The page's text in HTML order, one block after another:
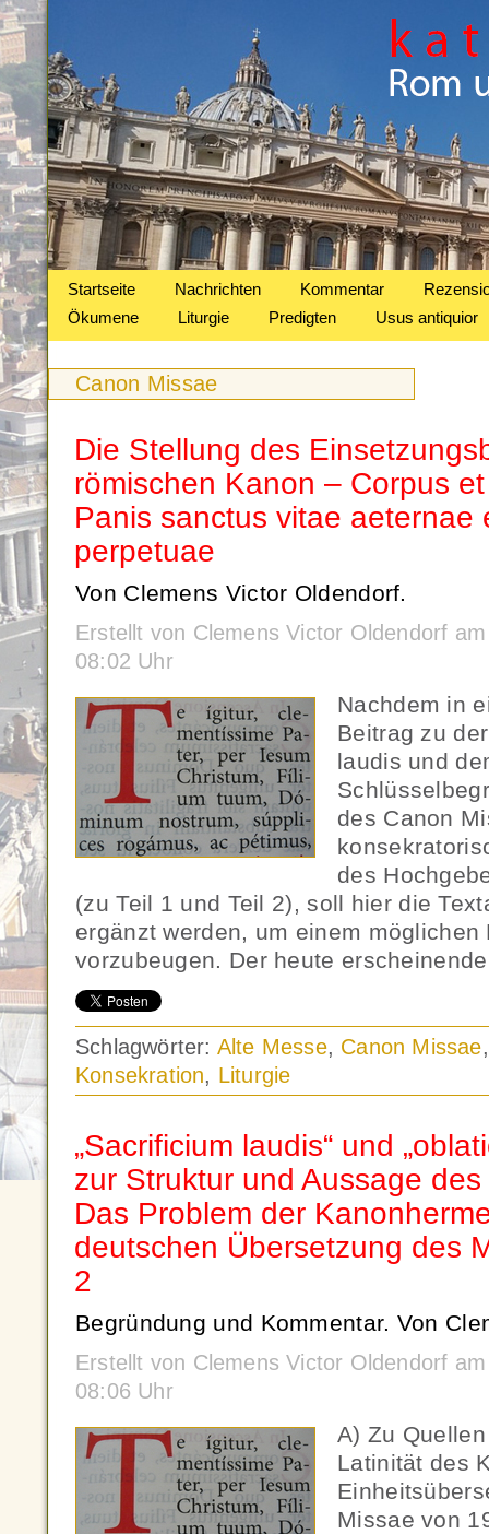
Startseite Nachrichten Kommentar
Ökumene
Liturgie Predigten Usus antiquior
Canon Missae
Die Stellung des
römischen Kanon – Corpus
Panis sanctus vitae aeternae
perpetuae
Von Clemens Victor Oldendorf.
Erstellt von Clemens Victor Oldendorf
08:02 Uhr
Nachdem in
Beitrag zu
laudis und
des Canon
des
(zu Teil 1 und Teil 2), soll hier die
ergänzt werden, um einem
vorzubeugen. Der heute
Schlagwörter: Alte Messe, Canon Missae
Konsekration, Liturgie
„Sacrificium laudis“ und
zur Struktur und Aussage
Das Problem der
deutschen Übersetzung des
2
Begründung und Kommentar. Von
Erstellt von Clemens Victor Oldendorf
08:06 Uhr
A) Zu
Latinität des
Missae von